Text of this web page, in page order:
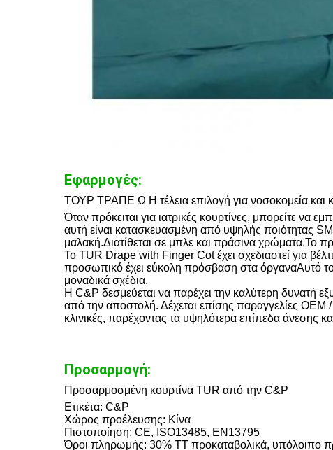
Εφαρμογές:
ΤΟΥΡ ΤΡΑΠΕ Ω Η τέλεια επιλογή για νοσοκομεία και
Όταν πρόκειται για ιατρικές κουρτίνες, μπορείτε να
αυτή είναι κατασκευασμένη από υψηλής ποιότητας
μαλακή.Διατίθεται σε μπλε και πράσινα χρώματα.Το
Το TUR Drape with Finger Cot έχει σχεδιαστεί για
προσωπικό έχει εύκολη πρόσβαση στα όργαναΑυτό το
μοναδικά σχέδια.
Η C&P δεσμεύεται να παρέχει την καλύτερη δυνατή
από την αποστολή. Δέχεται επίσης παραγγελίες OEM
κλινικές, παρέχοντας τα υψηλότερα επίπεδα άνεσης
Προσαρμογή:
Προσαρμοσμένη κουρτίνα TUR από την C&P
Ετικέτα: C&P
Χώρος προέλευσης: Κίνα
Πιστοποίηση: CE, ISO13485, EN13795
Όροι πληρωμής: 30% TT προκαταβολικά, υπόλοιπο